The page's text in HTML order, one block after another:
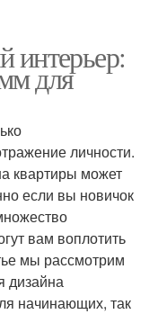
интерьер:
для
личности.
квартиры может
если вы новичок
вам воплотить
мы рассмотрим
дизайна
начинающих, так